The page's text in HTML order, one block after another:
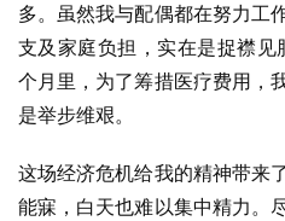
多。虽然我与配偶都在努力工
支及家庭负担，实在是捉襟
个月里，为了筹措医疗费用，
是举步维艰。
这场经济危机给我的精神带来
能寐，白天也难以集中精力。